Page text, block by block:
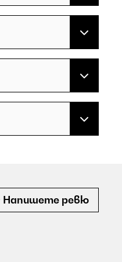
Напишете ревю